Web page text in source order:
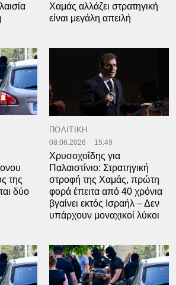
Χαμάς αλλάζει στρατηγική
είναι μεγάλη απειλή
της
δύο
ΠΟΛΙΤΙΚΗ
08.06.2026 15:49
Χρυσοχοΐδης για
Παλαιστίνιο: Στρατηγική
στροφή της Χαμάς, πρώτη
φορά έπειτα από 40 χρόνια
βγαίνει εκτός Ισραήλ – Δεν
υπάρχουν μοναχικοί λύκοι